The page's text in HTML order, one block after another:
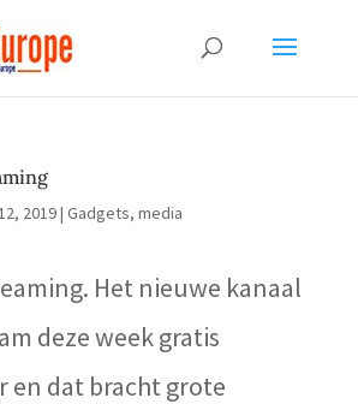
2019| Gadgets, media
Het nieuwe kanaal
deze week gratis
en dat bracht grote